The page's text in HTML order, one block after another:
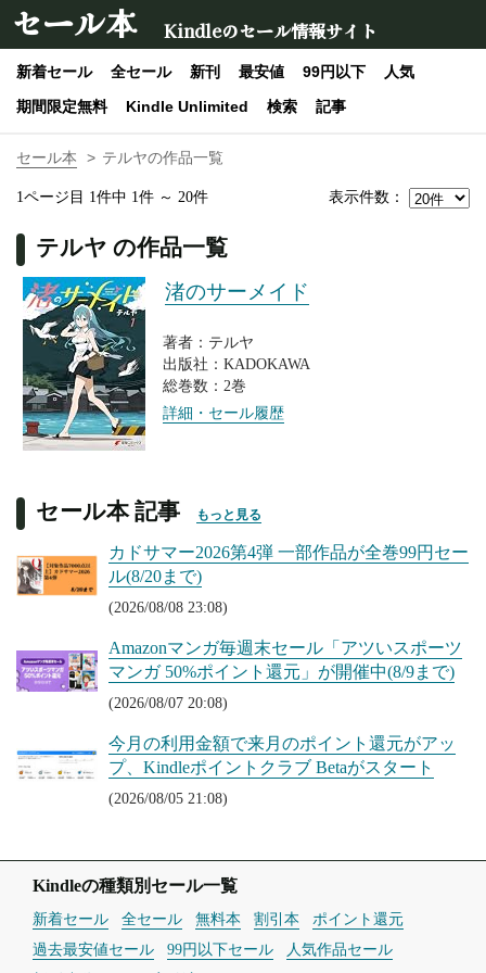
セール本 Kindleのセール情報サイト
新着セール 全セール 新刊 最安値 99円以下
人気
期間限定無料
Kindle Unlimited 検索 記事
セール本 テルヤの作品一覧
1ページ目 1件中 1件 ～ 20件 表示件数：
テルヤ の作品一覧
渚のサーメイド
著者：テルヤ
出版社：KADOKAWA
総巻数：2巻
詳細・セール履歴
セール本 記事 もっと見る
カドサマー2026第4弾 一部作品が全巻99円セー
ル(8/20まで)
(2026/08/08 23:08)
Amazonマンガ毎週末セール「アツいスポーツ
マンガ 50%ポイント還元」が開催中(8/9まで)
(2026/08/07 20:08)
今月の利用金額で来月のポイント還元がアッ
プ、Kindleポイントクラブ Betaがスタート
(2026/08/05 21:08)
Kindleの種類別セール一覧
新着セール 全セール 無料本 割引本
ポイント還元
過去最安値セール
99円以下セール
人気作品セール